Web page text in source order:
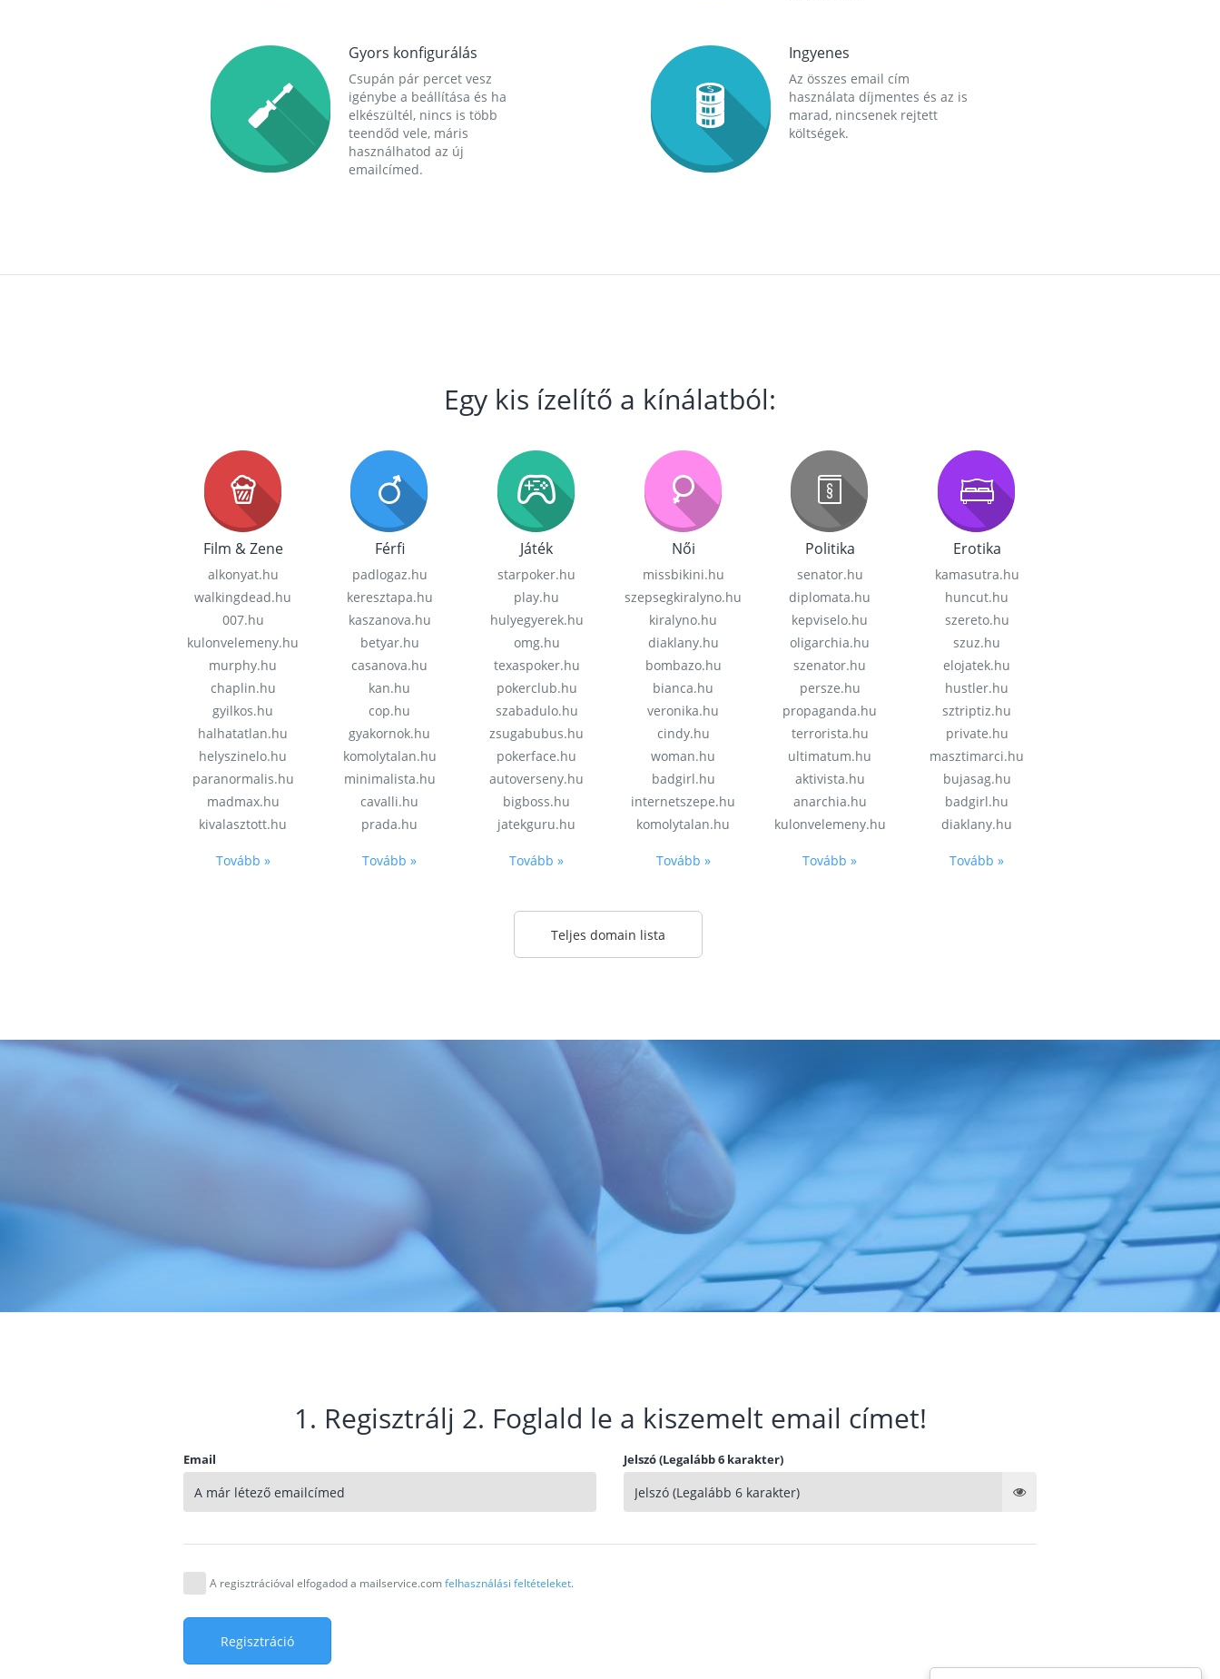
Gyors konfigurálás
Csupán pár percet vesz
igénybe a beállítása és ha
elkészültél, nincs is több
teendőd vele, máris
használhatod az új
emailcímed.
Ingyenes
Az összes email cím
használata díjmentes és az is
marad, nincsenek rejtett
költségek.
Egy kis ízelítő a kínálatból:
Film & Zene
alkonyat.hu
walkingdead.hu
007.hu
kulonvelemeny.hu
murphy.hu
chaplin.hu
gyilkos.hu
halhatatlan.hu
helyszinelo.hu
paranormalis.hu
madmax.hu
kivalasztott.hu
Tovább »
Férfi
padlogaz.hu
keresztapa.hu
kaszanova.hu
betyar.hu
casanova.hu
kan.hu
cop.hu
gyakornok.hu
komolytalan.hu
minimalista.hu
cavalli.hu
prada.hu
Tovább »
Játék
starpoker.hu
play.hu
hulyegyerek.hu
omg.hu
texaspoker.hu
pokerclub.hu
szabadulo.hu
zsugabubus.hu
pokerface.hu
autoverseny.hu
bigboss.hu
jatekguru.hu
Tovább »
Női
missbikini.hu
szepsegkiralyno.hu
kiralyno.hu
diaklany.hu
bombazo.hu
bianca.hu
veronika.hu
cindy.hu
woman.hu
badgirl.hu
internetszepe.hu
komolytalan.hu
Tovább »
Politika
senator.hu
diplomata.hu
kepviselo.hu
oligarchia.hu
szenator.hu
persze.hu
propaganda.hu
terrorista.hu
ultimatum.hu
aktivista.hu
anarchia.hu
kulonvelemeny.hu
Tovább »
Erotika
kamasutra.hu
huncut.hu
szereto.hu
szuz.hu
elojatek.hu
hustler.hu
sztriptiz.hu
private.hu
masztimarci.hu
bujasag.hu
badgirl.hu
diaklany.hu
Tovább »
Teljes domain lista
1. Regisztrálj 2. Foglald le a kiszemelt email címet!
Email Jelszó (Legalább 6 karakter)
A regisztrációval elfogadod a mailservice.comfelhasználási feltételeket.
Regisztráció